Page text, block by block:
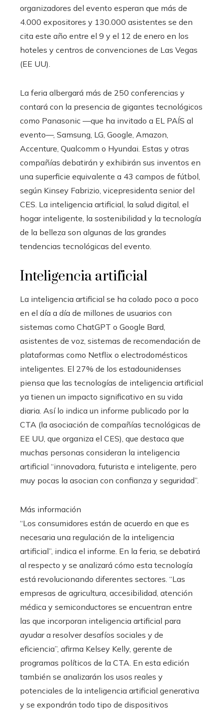
organizadores del evento esperan que más de
4.000 expositores y 130.000 asistentes se den
cita este año entre el 9 y el 12 de enero en los
hoteles y centros de convenciones de Las Vegas
(EE UU).
La feria albergará más de 250 conferencias y
contará con la presencia de gigantes tecnológicos
como Panasonic —que ha invitado a EL PAÍS al
evento—, Samsung, LG, Google, Amazon,
Accenture, Qualcomm o Hyundai. Estas y otras
compañías debatirán y exhibirán sus inventos en
una superficie equivalente a 43 campos de fútbol,
según Kinsey Fabrizio, vicepresidenta senior del
CES. La inteligencia artificial, la salud digital, el
hogar inteligente, la sostenibilidad y la tecnología
de la belleza son algunas de las grandes
tendencias tecnológicas del evento.
Inteligencia artificial
La inteligencia artificial se ha colado poco a poco
en el día a día de millones de usuarios con
sistemas como ChatGPT o Google Bard,
asistentes de voz, sistemas de recomendación de
plataformas como Netflix o electrodomésticos
inteligentes. El 27% de los estadounidenses
piensa que las tecnologías de inteligencia artificial
ya tienen un impacto significativo en su vida
diaria. Así lo indica un informe publicado por la
CTA (la asociación de compañías tecnológicas de
EE UU, que organiza el CES), que destaca que
muchas personas consideran la inteligencia
artificial “innovadora, futurista e inteligente, pero
muy pocas la asocian con confianza y seguridad”.
Más información
“Los consumidores están de acuerdo en que es
necesaria una regulación de la inteligencia
artificial”, indica el informe. En la feria, se debatirá
al respecto y se analizará cómo esta tecnología
está revolucionando diferentes sectores. “Las
empresas de agricultura, accesibilidad, atención
médica y semiconductores se encuentran entre
las que incorporan inteligencia artificial para
ayudar a resolver desafíos sociales y de
eficiencia”, afirma Kelsey Kelly, gerente de
programas políticos de la CTA. En esta edición
también se analizarán los usos reales y
potenciales de la inteligencia artificial generativa
y se expondrán todo tipo de dispositivos